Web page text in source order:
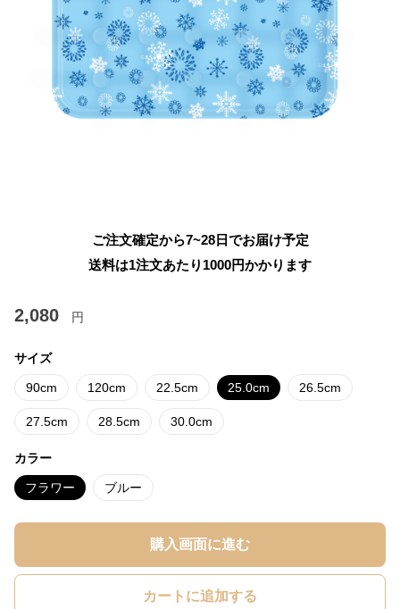
ご注文確定から7~28日でお届け予定
送料は1注文あたり 1000円かかります
2,080 円
サイズ
90cm 120cm 22.5cm 25.0cm 26.5cm
27.5cm 28.5cm 30.0cm
カラー
フラワー ブルー
購入画面に進む
カートに追加する